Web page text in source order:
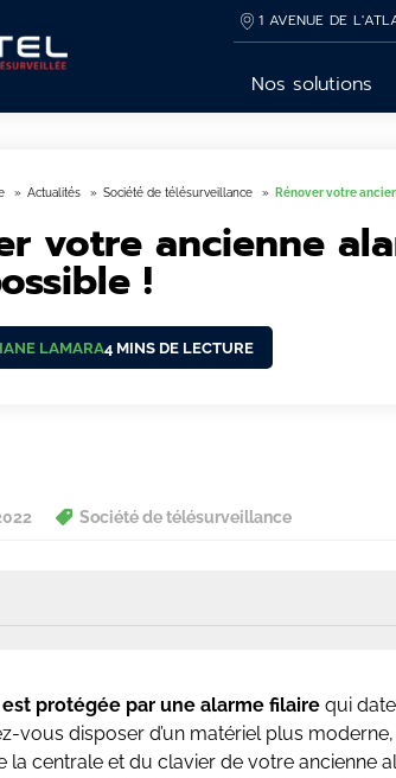
1 AVENUE DE
Nos solutions
Actualités Société de télésurveillance Rénover votre
votre ancienne
!
LAMARA4 MINS DE LECTURE
Société de télésurveillance
protégée par une alarme filairequi date
vous disposer d’un matériel plus
la centrale et du clavier de votre ancienne